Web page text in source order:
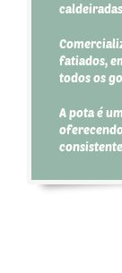
fatiados,
todos os
A pota é